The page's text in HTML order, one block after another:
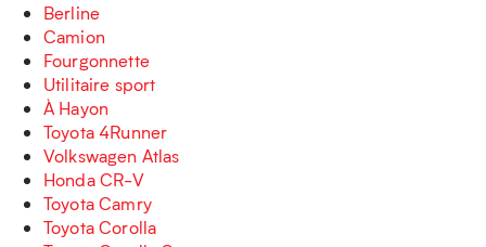
Berline
Camion
Fourgonnette
Utilitaire sport
À Hayon
Toyota 4Runner
Volkswagen Atlas
Honda CR-V
Toyota Camry
Toyota Corolla